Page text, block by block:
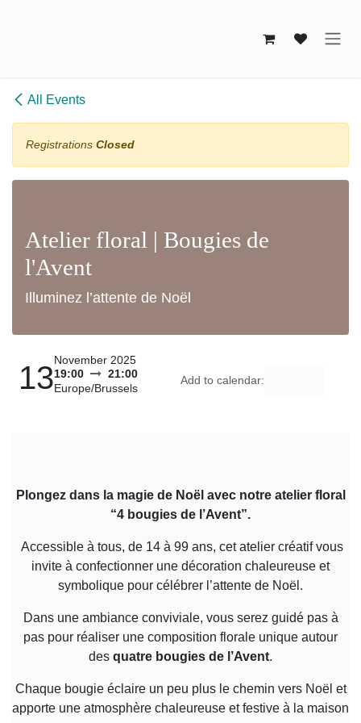
All Events
Registrations Closed
Atelier floral | Bougies de
l'Avent
Illuminez l’attente de Noël
13November 2025
19:00
21:00
Europe/Brussels
Add to calendar:
Plongez dans la magie de Noël avec notre atelier floral
“4 bougies de l’Avent”.
Accessible à tous, de 14 à 99 ans, cet atelier créatif vous
invite à confectionner une décoration chaleureuse et
symbolique pour célébrer l’attente de Noël.
Dans une ambiance conviviale, vous serez guidé pas à
pas pour réaliser une composition florale unique autour
des quatre bougies de l’Avent.
Chaque bougie éclaire un peu plus le chemin vers Noël et
apporte une atmosphère chaleureuse et festive à la maison